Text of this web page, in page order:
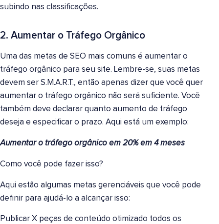
subindo nas classificações.
2. Aumentar o Tráfego Orgânico
Uma das metas de SEO mais comuns é aumentar o
tráfego orgânico para seu site. Lembre-se, suas metas
devem ser S.M.A.R.T., então apenas dizer que você quer
aumentar o tráfego orgânico não será suficiente. Você
também deve declarar quanto aumento de tráfego
deseja e especificar o prazo. Aqui está um exemplo:
Aumentar o tráfego orgânico em 20% em 4 meses
Como você pode fazer isso?
Aqui estão algumas metas gerenciáveis que você pode
definir para ajudá-lo a alcançar isso:
Publicar X peças de conteúdo otimizado todos os